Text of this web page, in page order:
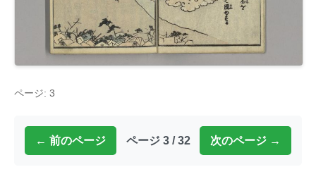
ページ: 3
← 前のページ ページ 3 / 32 次のページ →